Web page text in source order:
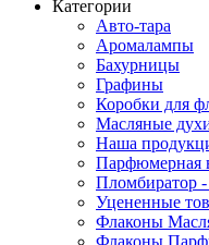
Категории
Авто-тара
Аромалампы
Бахурницы
Графины
Коробки для
Масляные
Наша
Парфюмерная
Пломбиратор
Уцененные
Флаконы
Флаконы